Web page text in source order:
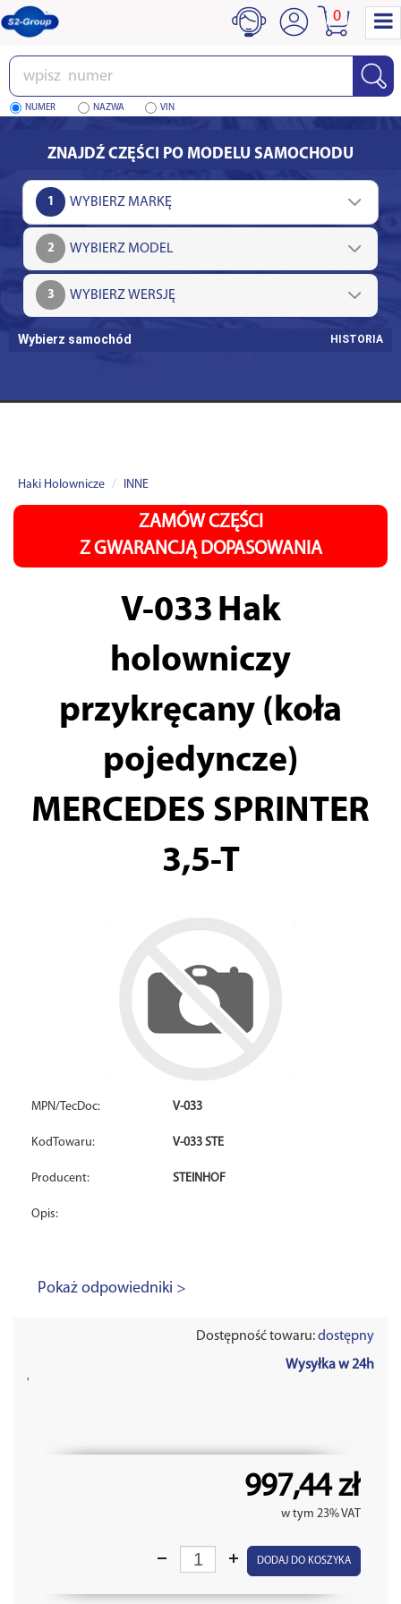
Wpisz
numer
NUMER NAZWA VIN
0
ZNAJDŹ CZĘŚCI PO MODELU SAMOCHODU
1
2
3
Wybierz samochód HISTORIA
Haki Holownicze INNE
ZAMÓW CZĘŚCI
Z GWARANCJĄ DOPASOWANIA
V-033 Hak
holowniczy
przykręcany (koła
pojedyncze)
MERCEDES SPRINTER
3,5-T
MPN/TecDoc: V-033
KodTowaru: V-033 STE
Producent: STEINHOF
Opis:
Pokaż odpowiedniki >
Dostępność towaru:dostępny
Wysyłka w 24h
'
997,44 zł
w tym 23% VAT
DODAJ DO KOSZYKA